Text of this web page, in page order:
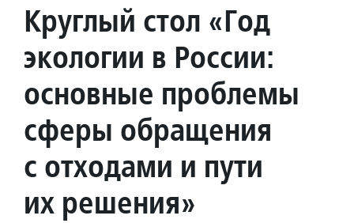
Круглый стол «Год
экологии в России:
основные проблемы
сферы обращения
с отходами и пути
их решения»